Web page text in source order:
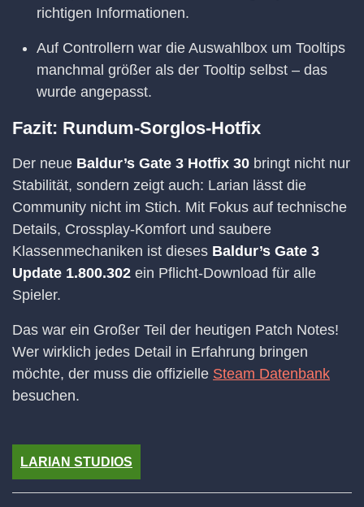
richtigen Informationen.
Auf Controllern war die Auswahlbox um Tooltips
manchmal größer als der Tooltip selbst – das
wurde angepasst.
Fazit: Rundum-Sorglos-Hotfix
Der neue Baldur’s Gate 3 Hotfix 30 bringt nicht nur
Stabilität, sondern zeigt auch: Larian lässt die
Community nicht im Stich. Mit Fokus auf technische
Details, Crossplay-Komfort und saubere
Klassenmechaniken ist dieses Baldur’s Gate 3
Update 1.800.302 ein Pflicht-Download für alle
Spieler.
Das war ein Großer Teil der heutigen Patch Notes!
Wer wirklich jedes Detail in Erfahrung bringen
möchte, der muss die offizielle Steam Datenbank
besuchen.
LARIAN STUDIOS